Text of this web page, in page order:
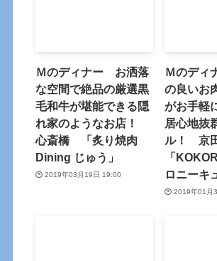
Ｍのディナー お洒落
な空間で絶品の厳選黒
毛和牛が堪能できる隠
れ家のようなお店！
心斎橋 「炙り焼肉
Dining じゅう」
2019年03月19日 19:00
Ｍのディ
の良いお
がお手軽
居心地抜
ル！ 京
「
ロニーキ
2019年01月